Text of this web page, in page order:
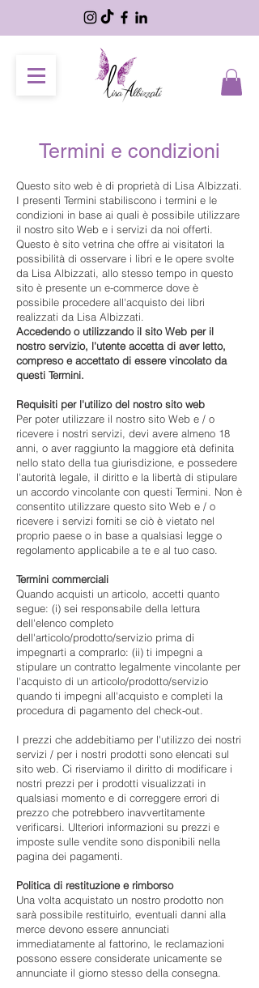
Termini e condizioni
Questo sito web è di proprietà di Lisa Albizzati.
I presenti Termini stabiliscono i termini e le
condizioni in base ai quali è possibile utilizzare
il nostro sito Web e i servizi da noi offerti.
Questo è sito vetrina che offre ai visitatori la
possibilità di osservare i libri e le opere svolte
da Lisa Albizzati, allo stesso tempo in questo
sito è presente un e-commerce dove è
possibile procedere all'acquisto dei libri
realizzati da Lisa Albizzati.
Accedendo o utilizzando il sito Web per il
nostro servizio, l'utente accetta di aver letto,
compreso e accettato di essere vincolato da
questi Termini.
Requisiti per l'utilizo del nostro sito web
Per poter utilizzare il nostro sito Web e / o
ricevere i nostri servizi, devi avere almeno 18
anni, o aver raggiunto la maggiore età definita
nello stato della tua giurisdizione, e possedere
l'autorità legale, il diritto e la libertà di stipulare
un accordo vincolante con questi Termini. Non è
consentito utilizzare questo sito Web e / o
ricevere i servizi forniti se ciò è vietato nel
proprio paese o in base a qualsiasi legge o
regolamento applicabile a te e al tuo caso.
Termini commerciali
Quando acquisti un articolo, accetti quanto
segue: (i) sei responsabile della lettura
dell'elenco completo
dell'articolo/prodotto/servizio prima di
impegnarti a comprarlo: (ii) ti impegni a
stipulare un contratto legalmente vincolante per
l'acquisto di un articolo/prodotto/servizio
quando ti impegni all'acquisto e completi la
procedura di pagamento del check-out.
I prezzi che addebitiamo per l'utilizzo dei nostri
servizi / per i nostri prodotti sono elencati sul
sito web. Ci riserviamo il diritto di modificare i
nostri prezzi per i prodotti visualizzati in
qualsiasi momento e di correggere errori di
prezzo che potrebbero inavvertitamente
verificarsi. Ulteriori informazioni su prezzi e
imposte sulle vendite sono disponibili nella
pagina dei pagamenti.
Politica di restituzione e rimborso
Una volta acquistato un nostro prodotto non
sarà possibile restituirlo, eventuali danni alla
merce devono essere annunciati
immediatamente al fattorino, le reclamazioni
possono essere considerate unicamente se
annunciate il giorno stesso della consegna.